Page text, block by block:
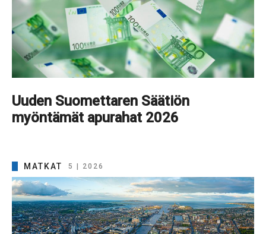
Uuden Suomettaren Säätiön
myöntämät apurahat 2026
MATKAT 5 | 2026